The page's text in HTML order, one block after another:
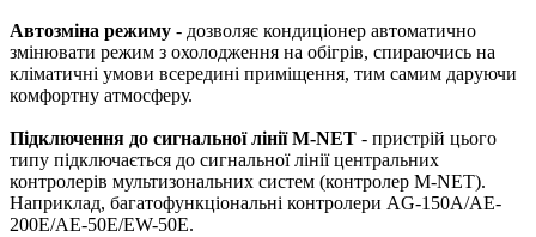
Автозміна режиму - дозволяє кондиціонер автоматично
змінювати режим з охолодження на обігрів, спираючись на
кліматичні умови всередині приміщення, тим самим даруючи
комфортну атмосферу.
Підключення до сигнальної лінії M-NET - пристрій цього
типу підключається до сигнальної лінії центральних
контролерів мультизональних систем (контролер M-NET).
Наприклад, багатофункціональні контролери AG-150A/AE-
200E/AE-50E/EW-50E.